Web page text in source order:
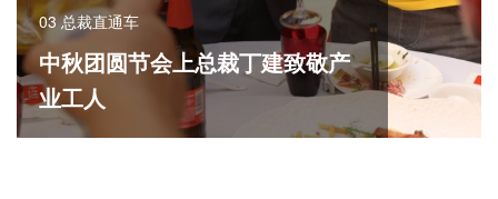
03 总裁直通车
中秋团圆节会上总裁丁建致敬产
业工人